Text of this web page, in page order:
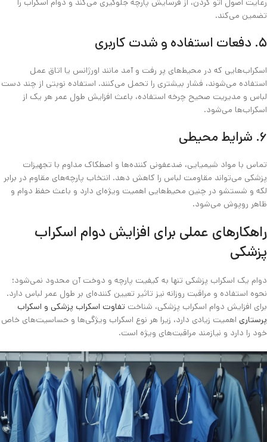
تضمین می‌کند.
۵. دفعات استفاده و شدت کاربری
اسکراب‌هایی که در محیط‌های پر رفت‌ و آمد مانند اورژانس یا اتاق عمل
استفاده می‌شوند، فشار بیشتری را تحمل می‌کنند. استفاده نوبتی از چند دست
لباس و مدیریت صحیح چرخه استفاده، باعث افزایش طول عمر هر یک از
اسکراب‌ها می‌شود.
۶. شرایط محیطی
تماس با مواد شیمیایی، ضدعفونی‌ کننده‌ها و اصطکاک مداوم با تجهیزات
پزشکی می‌تواند مقاومت لباس را کاهش دهد. انتخاب پارچه‌های مقاوم در برابر
لکه و شستشو در چنین محیط‌هایی اهمیت ویژه‌ای دارد و باعث حفظ دوام و
ظاهر روپوش می‌شود.
راهکارهای عملی برای افزایش دوام اسکراب
پزشکی
دوام یک اسکراب پزشکی تنها به کیفیت پارچه و دوخت آن محدود نمی‌شود؛
نحوه استفاده و مراقبت روزانه نیز تاثیر تعیین‌ کننده‌ای بر طول عمر لباس دارد.
برای افزایش دوام اسکراب پزشکی، شناخت تفاوت اسکراب پزشکی و اسکراب
پرستاری اهمیت زیادی دارد، زیرا هر نوع اسکراب ویژگی‌ها و حساسیت‌های خاص
خود را دارد و نیازمند مراقبت‌های ویژه است.